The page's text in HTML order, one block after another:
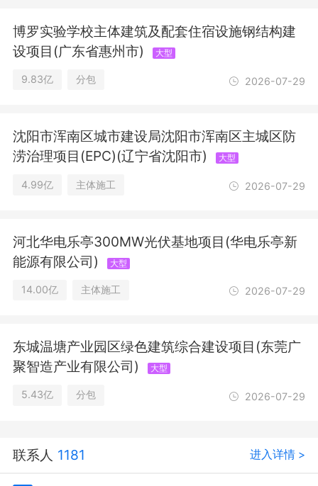
服务；减振降噪设备制造；减振降噪设
备销售；隔热和隔音材料制造；隔热和
外，凭营业执照依法自主开展经营活动)
经营；公共铁路运输；城市公共交通；
预应力混凝土铁路桥梁简支梁产品生
产；建设工程设计；建设工程勘察；测
绘服务；建筑物拆除作业（爆破作业除
外）；出版物印刷；互联网新闻信息服
展经营活动，具体经营项目以审批结果
为准)
博罗实验学校主体建筑及配套住宿设施钢结构建
设项目(广东省惠州市)
大型
9.83亿 分包 2026-07-29
沈阳市浑南区城市建设局沈阳市浑南区主城区防
涝治理项目(EPC)(辽宁省沈阳市)
大型
4.99亿 主体施工 2026-07-29
河北华电乐亭300MW光伏基地项目(华电乐亭新
能源有限公司)
大型
14.00亿 主体施工 2026-07-29
东城温塘产业园区绿色建筑综合建设项目(东莞广
聚智造产业有限公司)
大型
5.43亿 分包 2026-07-29
联系人 1181 进入详情 >